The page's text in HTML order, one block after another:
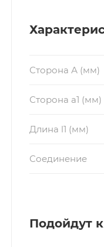
Сторона А (мм)
Сторона a1 (мм)
Длина l1 (мм)
Соединение
Подойдут